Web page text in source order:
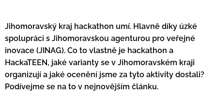
Jihomoravský kraj hackathon umí. Hlavně díky úzké
spolupráci s Jihomoravskou agenturou pro veřejné
inovace (JINAG). Co to vlastně je hackathon a
HackaTEEN, jaké varianty se v Jihomoravském kraji
organizují a jaké ocenění jsme za tyto aktivity dostali?
Podívejme se na to v nejnovějším článku.